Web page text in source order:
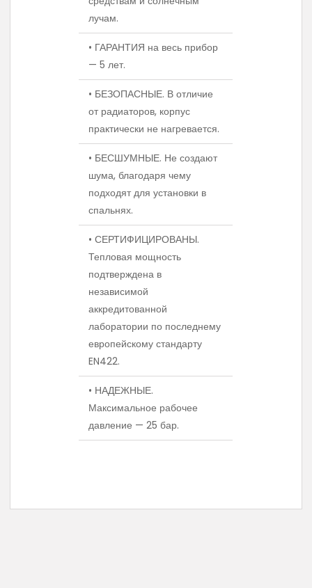
лучам.
• ГАРАНТИЯ на весь прибор
— 5 лет.
• БЕЗОПАСНЫЕ. В отличие
от радиаторов, корпус
практически не нагревается.
• БЕСШУМНЫЕ. Не создают
шума, благодаря чему
подходят для установки в
спальнях.
• СЕРТИФИЦИРОВАНЫ.
Тепловая мощность
подтверждена в
независимой
аккредитованной
лаборатории по последнему
европейскому стандарту
EN422.
• НАДЕЖНЫЕ.
Максимальное рабочее
давление — 25 бар.